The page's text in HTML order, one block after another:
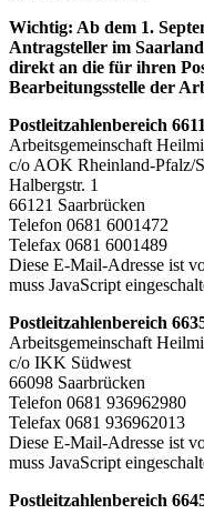
Wichtig: Ab dem 1.
Antragsteller im
direkt an die für ihren
Bearbeitungsstelle der
Postleitzahlenbereich
Arbeitsgemeinschaft
c/o AOK Rheinland-Pfalz/
Halbergstr. 1
66121 Saarbrücken
Telefon 0681 6001472
Telefax 0681 6001489
Diese E-Mail-Adresse ist
muss JavaScript
Postleitzahlenbereich
Arbeitsgemeinschaft
c/o IKK Südwest
66098 Saarbrücken
Telefon 0681 936962980
Telefax 0681 936962013
Diese E-Mail-Adresse ist
muss JavaScript
Postleitzahlenbereich